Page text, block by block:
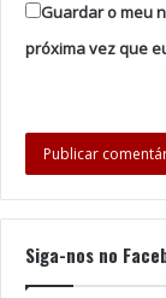
fomente uma
ao mercado de
Guardar o meu
próxima vez que
Siga-nos no